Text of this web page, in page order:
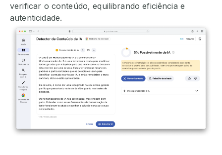
verificar o conteúdo, equilibrando eficiência e
autenticidade.